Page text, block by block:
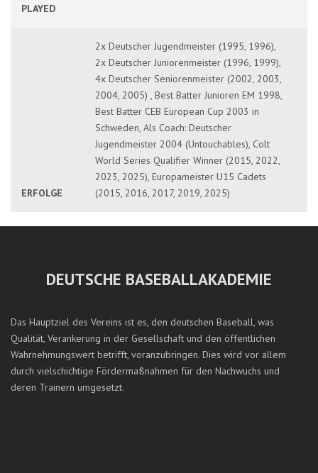
PLAYED
ERFOLGE
2x Deutscher Jugendmeister (1995, 1996),
2x Deutscher Juniorenmeister (1996, 1999),
4x Deutscher Seniorenmeister (2002, 2003,
2004, 2005) , Best Batter Junioren EM 1998,
Best Batter CEB European Cup 2003 in
Schweden, Als Coach: Deutscher
Jugendmeister 2004 (Untouchables), Colt
World Series Qualifier Winner (2015, 2022,
2023, 2025), Europameister U15 Cadets
(2015, 2016, 2017, 2019, 2025)
DEUTSCHE BASEBALLAKADEMIE
Das Hauptziel des Vereins ist es, den deutschen Baseball, was
Qualität, Verankerung in der Gesellschaft und den öffentlichen
Wahrnehmungswert betrifft, voranzubringen. Dies wird vor allem
durch vielschichtige Fördermaßnahmen für den Nachwuchs und
deren Trainern umgesetzt.